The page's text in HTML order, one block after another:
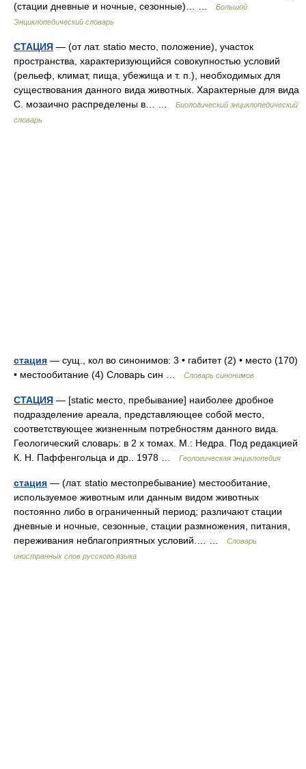
(стации дневные и ночные, сезонные)… …
Большой
Энциклопедический словарь
СТАЦИЯ — (от лат. statio место, положение), участок
пространства, характеризующийся совокупностью условий
(рельеф, климат, пища, убежища и т. п.), необходимых для
существования данного вида животных. Характерные для вида
С. мозаично распределены в… …
Биологический энциклопедический
словарь
стация — сущ., кол во синонимов: 3 • габитет (2) • место (170)
• местообитание (4) Словарь син …
Словарь синонимов
СТАЦИЯ — [static место, пребывание] наиболее дробное
подразделение ареала, представляющее собой место,
соответствующее жизненным потребностям данного вида.
Геологический словарь: в 2 х томах. М.: Недра. Под редакцией
К. Н. Паффенгольца и др.. 1978 …
Геологическая энциклопедия
стация — (лат. statio местопребывание) местообитание,
используемое животным или данным видом животных
постоянно либо в ограниченный период; различают стации
дневные и ночные, сезонные, стации размножения, питания,
переживания неблагоприятных условий.… …
Словарь
иностранных слов русского языка